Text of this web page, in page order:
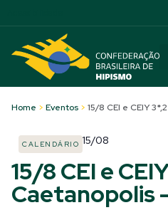
Home > Eventos > 15/8 CEI e CEIY
CALENDÁRIO 15/08
15/8 CEI e
Caetanopolis